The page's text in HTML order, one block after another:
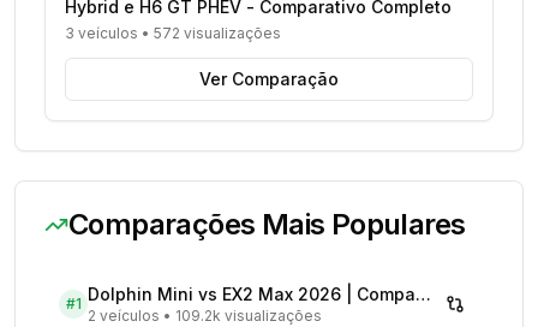
Hybrid e H6 GT PHEV - Comparativo Completo
3 veículos • 572 visualizações
Ver Comparação
Comparações Mais Populares
#1 Dolphin Mini vs EX2 Max 2026 | Compare Preços
2 veículos • 109.2k visualizações